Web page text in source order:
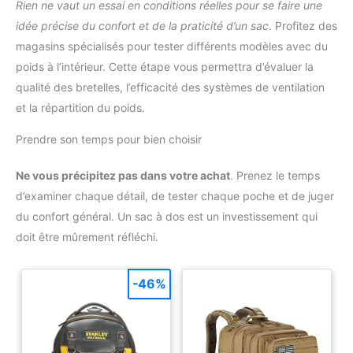
rembourrage en mousse pour
Rien ne vaut un essai en conditions réelles pour se faire une
idée précise du confort et de la praticité d’un sac. Profitez des
magasins spécialisés pour tester différents modèles avec du
poids à l’intérieur. Cette étape vous permettra d’évaluer la
qualité des bretelles, l’efficacité des systèmes de ventilation
et la répartition du poids.
Prendre son temps pour bien choisir
Ne vous précipitez pas dans votre achat. Prenez le temps
d’examiner chaque détail, de tester chaque poche et de juger
du confort général. Un sac à dos est un investissement qui
doit être mûrement réfléchi.
-46%